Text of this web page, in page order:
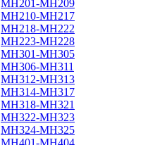
МН201-МН209
МН210-МН217
МН218-МН222
МН223-МН228
МН301-МН305
МН306-МН311
МН312-МН313
МН314-МН317
МН318-МН321
МН322-МН323
МН324-МН325
МН401-МН404